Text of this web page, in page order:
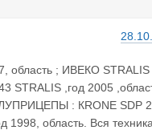
область ; ИВЕКО STRALIS
STRALIS ,год 2005
: КRONE SDP
1998, область. Вся